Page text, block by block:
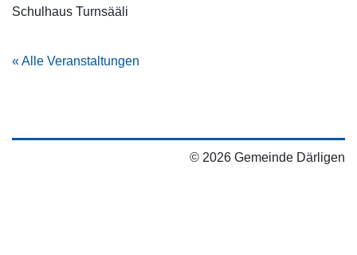
Schulhaus Turnsääli
« Alle Veranstaltungen
© 2026 Gemeinde Därligen